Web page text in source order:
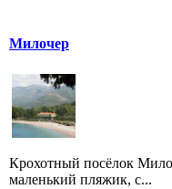
Милочер
Крохотный посёлок
маленький пляжик, с...